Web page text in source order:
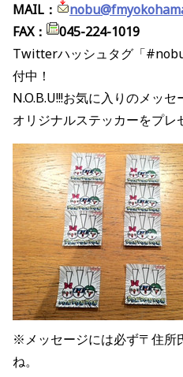
MAIL：
FAX：
045-224-1019
Twitterハッシュタグ「
付中！
N.O.B.U!!!お気に入りのメッセ
オリジナルステッカーをプレ
※メッセージには必ず〒住所
ね。